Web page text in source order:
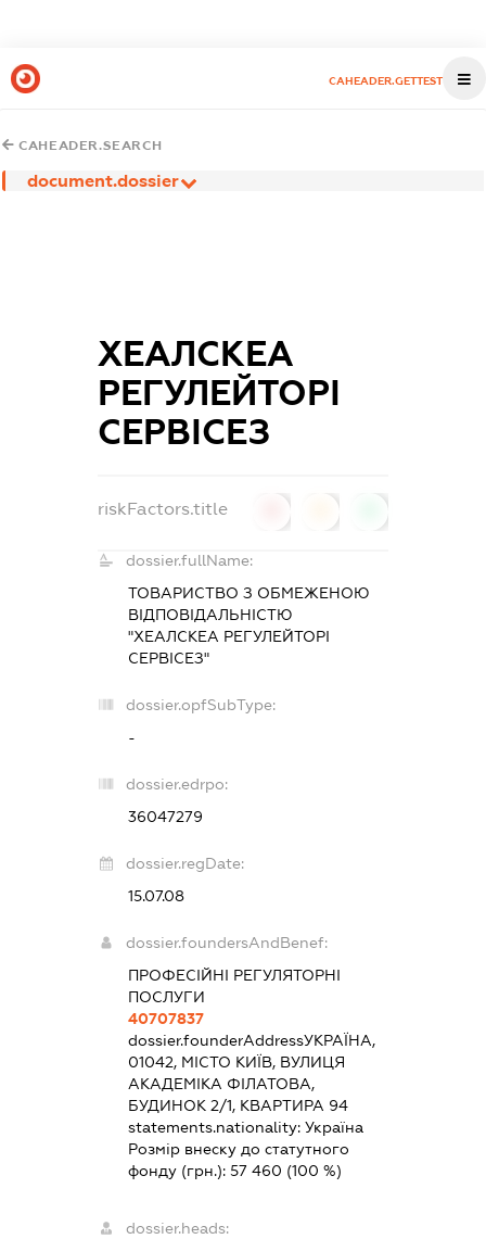
CAHEADER.GETTEST
CAHEADER.SEARCH
document.dossier
ХЕАЛСКЕА
РЕГУЛЕЙТОРІ
СЕРВІСЕЗ
riskFactors.title
dossier.fullName:
ТОВАРИСТВО З ОБМЕЖЕНОЮ
ВІДПОВІДАЛЬНІСТЮ
"ХЕАЛСКЕА РЕГУЛЕЙТОРІ
СЕРВІСЕЗ"
dossier.opfSubType:
-
dossier.edrpo:
36047279
dossier.regDate:
15.07.08
dossier.foundersAndBenef:
ПРОФЕСІЙНІ РЕГУЛЯТОРНІ
ПОСЛУГИ
40707837
dossier.founderAddressУКРАЇНА,
01042, МІСТО КИЇВ, ВУЛИЦЯ
АКАДЕМІКА ФІЛАТОВА,
БУДИНОК 2/1, КВАРТИРА 94
statements.nationality:Україна
Розмір внеску до статутного
фонду (грн.):57 460 (100 %)
dossier.heads: